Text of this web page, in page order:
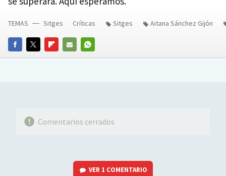
FACEBOOKTWITTERFLIPBOARD
E-
WHATSAPP
TEMAS Sitges Críticas Sitges Aitana Sánchez Gijón
Comentarios cerrados
VER 1 COMENTARIO